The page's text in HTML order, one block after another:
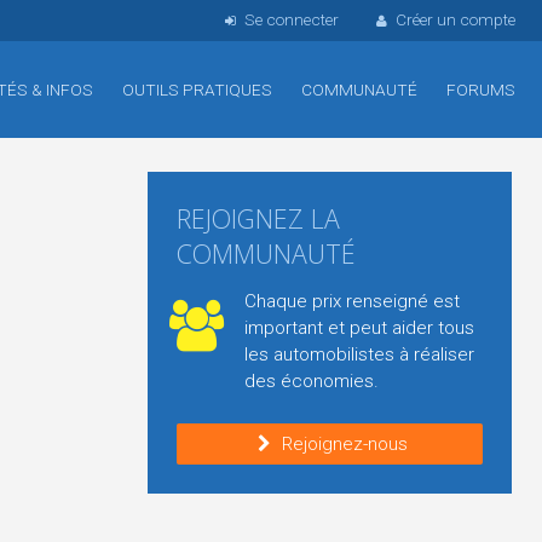
Se connecter Créer un compte
& INFOS OUTILS PRATIQUES COMMUNAUTÉ FORUMS
REJOIGNEZ LA
COMMUNAUTÉ
Chaque prix renseigné est
important et peut aider tous
les automobilistes à réaliser
des économies.
Rejoignez-nous